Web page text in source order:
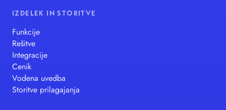
IZDELEK IN STORITVE
Funkcije
Rešitve
Integracije
Cenik
Vodena uvedba
Storitve prilagajanja